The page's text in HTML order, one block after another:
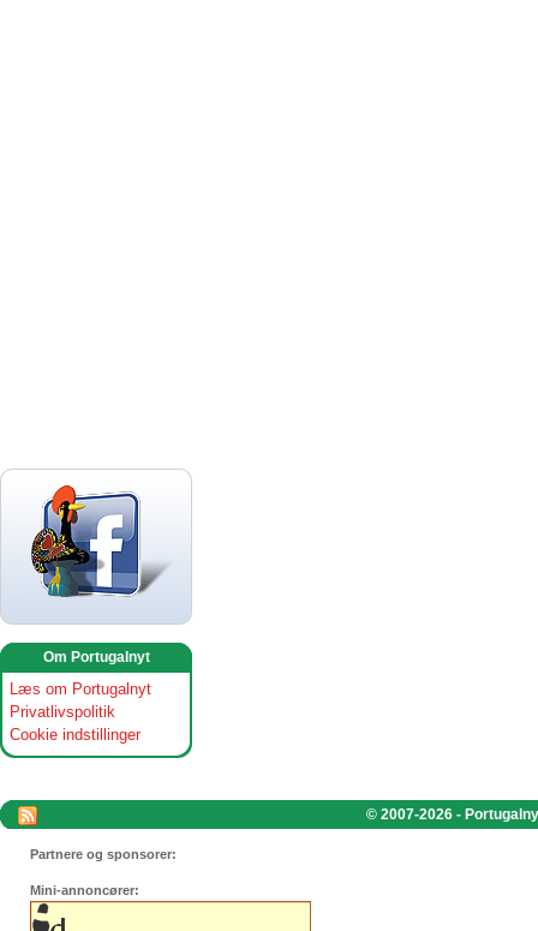
Om Portugalnyt
Læs om Portugalnyt
Privatlivspolitik
Cookie indstillinger
© 2007-2026 -
Partnere og sponsorer:
Mini-annoncører: